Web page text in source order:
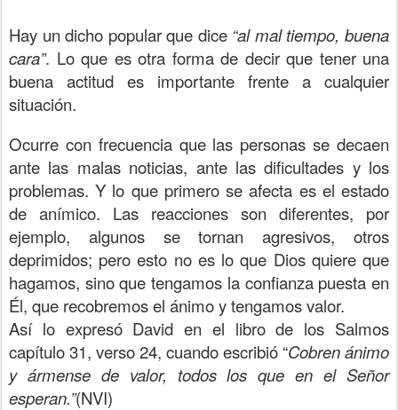
Hay un dicho popular que dice “al mal tiempo, buena
cara”. Lo que es otra forma de decir que tener una
buena actitud es importante frente a cualquier
situación.
Ocurre con frecuencia que las personas se decaen
ante las malas noticias, ante las dificultades y los
problemas. Y lo que primero se afecta es el estado
de anímico. Las reacciones son diferentes, por
ejemplo, algunos se tornan agresivos, otros
deprimidos; pero esto no es lo que Dios quiere que
hagamos, sino que tengamos la confianza puesta en
Él, que recobremos el ánimo y tengamos valor.
Así lo expresó David en el libro de los Salmos
capítulo 31, verso 24, cuando escribió “Cobren ánimo
y ármense de valor, todos los que en el Señor
esperan.”(NVI)